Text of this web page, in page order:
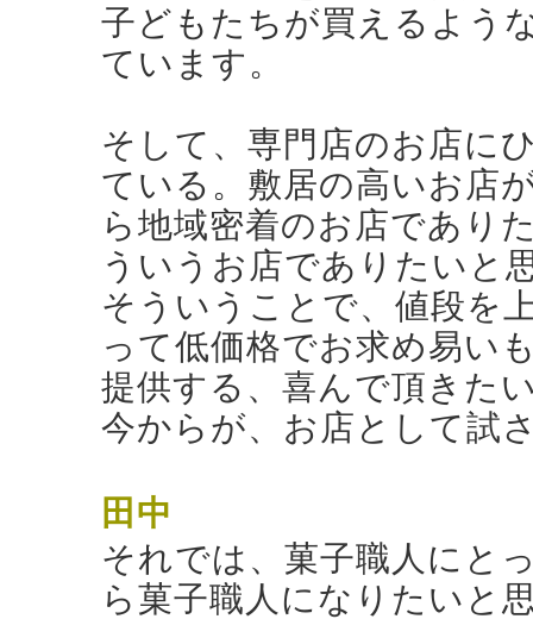
子どもたちが買えるよう
ています。
そして、専門店のお店に
ている。敷居の高いお店
ら地域密着のお店であり
ういうお店でありたいと
そういうことで、値段を
って低価格でお求め易い
提供する、喜んで頂きた
今からが、お店として試
田中
それでは、菓子職人にと
ら菓子職人になりたいと